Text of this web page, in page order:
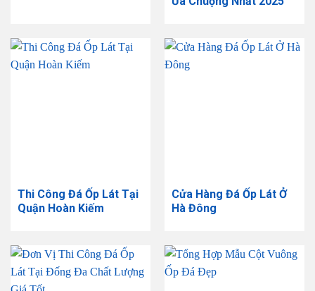
Thi Công Đá Ốp Lát Tại
Quận Hoàn Kiếm
Cửa Hàng Đá Ốp Lát Ở
Hà Đông